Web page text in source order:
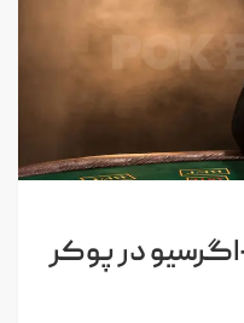
اگرسیو در پوکر